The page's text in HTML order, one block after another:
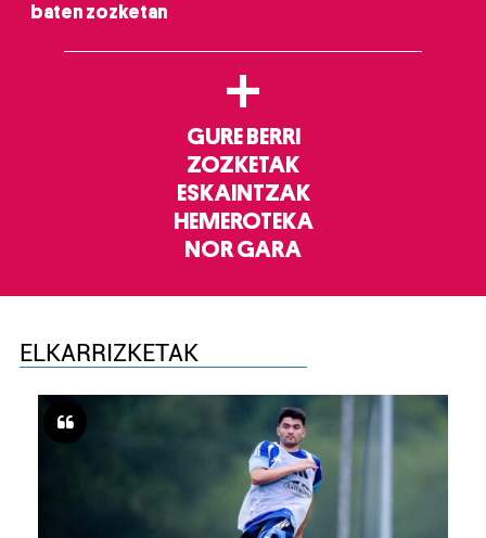
baten zozketan
+
GURE BERRI
ZOZKETAK
ESKAINTZAK
HEMEROTEKA
NOR GARA
ELKARRIZKETAK